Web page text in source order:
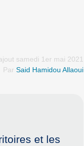
samedi 1er mai 2021
Par Said Hamidou Allaoui
et les